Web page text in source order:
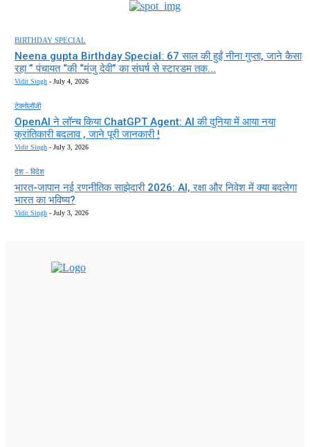
BIRTHDAY SPECIAL
Neena gupta Birthday Special: 67 साल की हुईं नीना गुप्ता, जाने कैसा
रहा ” पंचायत “की “मंजु देवी” का संघर्ष से स्टारडम तक...
Vidit Singh - July 4, 2026
टेक्नोलॉजी
OpenAI ने लॉन्च किया ChatGPT Agent: AI की दुनिया में आया नया
क्रांतिकारी बदलाव , जाने पूरी जानकारी !
Vidit Singh - July 3, 2026
देश - विदेश
भारत-जापान नई रणनीतिक साझेदारी 2026: AI, रक्षा और निवेश में क्या बदलेगा
भारत का भविष्य?
Vidit Singh - July 3, 2026